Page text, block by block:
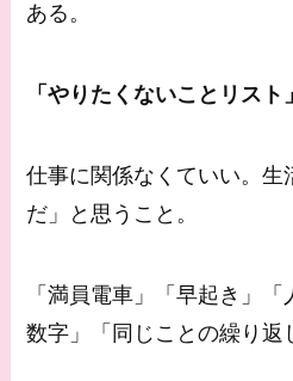
ある。
「やりたくないことリスト
仕事に関係なくていい。生
だ」と思うこと。
「満員電車」「早起き」
数字」「同じことの繰り返